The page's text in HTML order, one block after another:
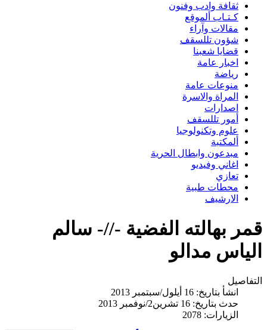
ثقافة وادب وفنون
كـتـاب ألموقع
مقالات وآراء
شؤون تللسقف
قضايا شعبنا
اخبار عامة
رياضة
منوعات عامة
المراة والاسرة
اصدارات
أمور تللسقف
علوم وتكنولوجيا
ألمكتبة
مبدعون وابطال الحرية
اغاني وفيديو
تعازي
محطات طبية
الارشيف
قمر بهالته الفضية -//- سالم
الياس مدالو
التفاصيل
انشأ بتاريخ: 16 أيلول/سبتمبر 2013
حدث بتاريخ: 16 تشرين2/نوفمبر 2013
الزيارات: 2078